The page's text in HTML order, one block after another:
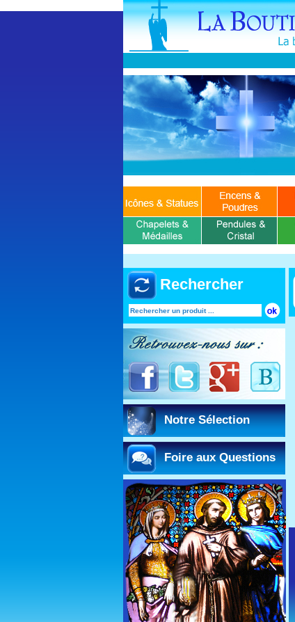
Rechercher
Notre Sélection
Foire aux Questions
Sanctus Anniversaire Rituel de sainte hélène
42.40 €